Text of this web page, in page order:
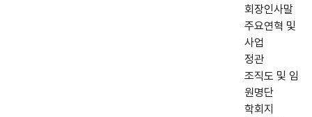
회장인사말
주요연혁 및
사업
정관
조직도 및 임
원명단
학회지